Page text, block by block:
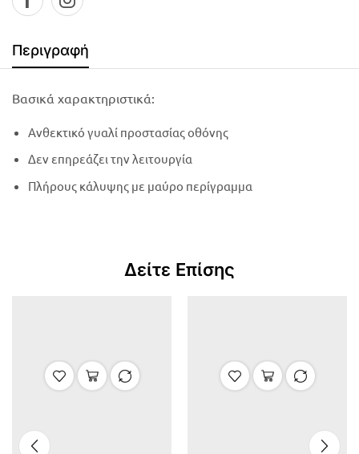
Περιγραφή
Βασικά χαρακτηριστικά:
Ανθεκτικό γυαλί προστασίας οθόνης
Δεν επηρεάζει την λειτουργία
Πλήρους κάλυψης με μαύρο περίγραμμα
Δείτε Επίσης